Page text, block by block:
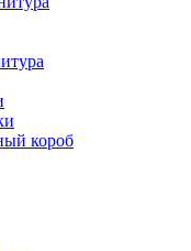
короб